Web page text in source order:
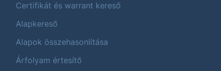
Certifikát és warrant kereső
Alapkereső
Alapok összehasonlítása
Árfolyam értesítő